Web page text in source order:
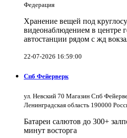
Федерация
Хранение вещей под
видеонаблюдением в центре
автостанции рядом с жд
22-07-2026 16:59:00
Спб Фейерверк
ул. Невский 70 Магазин Спб
Ленинградская область 190000
Батареи салютов до 300+
минут восторга